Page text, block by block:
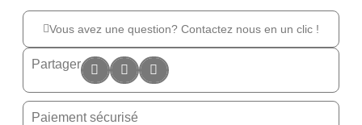
Vous avez une question? Contactez nous en un clic !
Partager
Paiement sécurisé